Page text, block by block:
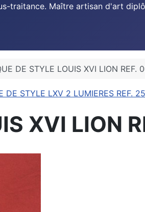
traitance. Maître artisan d'art
DE STYLE LOUIS XVI LION REF.
DE STYLE LXV 2 LUMIERES REF.
XVI LION